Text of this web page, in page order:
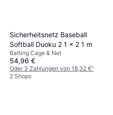
Sicherheitsnetz Baseball
Softball Duoku 2 1 x 2 1 m
Batting Cage & Net
54,96 €
Oder 3 Zahlungen von 18,32 €¹
2 Shops